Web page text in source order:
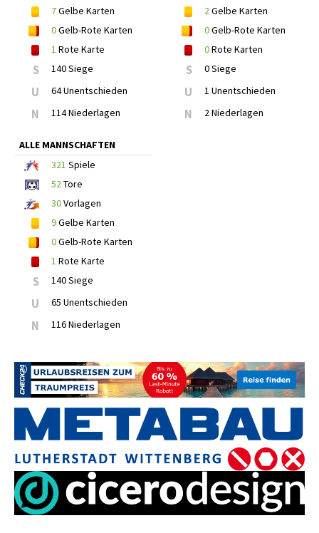
7Gelbe Karten
0Gelb-Rote Karten
1 Rote Karte
S 140 Siege
U 64 Unentschieden
N 114 Niederlagen
2Gelbe Karten
0Gelb-Rote Karten
0Rote Karten
S 0 Siege
U 1 Unentschieden
N 2 Niederlagen
ALLE MANNSCHAFTEN
321 Spiele
52Tore
30Vorlagen
9Gelbe Karten
0Gelb-Rote Karten
1 Rote Karte
S 140 Siege
U 65 Unentschieden
N 116 Niederlagen